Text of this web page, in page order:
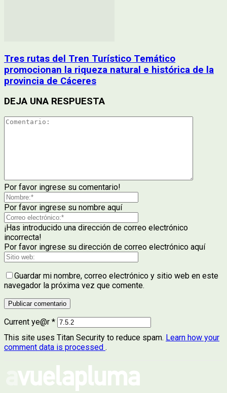
Tres rutas del Tren Turístico Temático
promocionan la riqueza natural e histórica de la
provincia de Cáceres
DEJA UNA RESPUESTA
Por favor ingrese su comentario!
Por favor ingrese su nombre aquí
¡Has introducido una dirección de correo electrónico
incorrecta!
Por favor ingrese su dirección de correo electrónico aquí
Guardar mi nombre, correo electrónico y sitio web en este
navegador la próxima vez que comente.
Current ye@r *
This site uses Titan Security to reduce spam. Learn how your
comment data is processed .